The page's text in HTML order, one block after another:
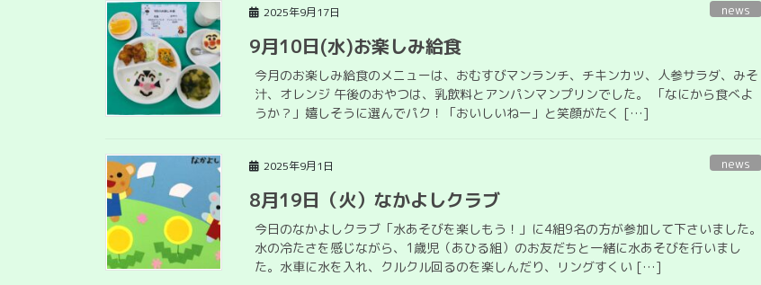
2025年9月17日 news
9月10日(水)お楽しみ給食
今月のお楽しみ給食のメニューは、おむすびマンランチ、チキンカツ、人参サラダ、みそ
汁、オレンジ 午後のおやつは、乳飲料とアンパンマンプリンでした。 「なにから食べよ
うか？」嬉しそうに選んでパク！「おいしいねー」と笑顔がたく […]
2025年9月1日 news
8月19日（火）なかよしクラブ
今日のなかよしクラブ「水あそびを楽しもう！」に4組9名の方が参加して下さいました。
水の冷たさを感じながら、1歳児（あひる組）のお友だちと一緒に水あそびを行いまし
た。水車に水を入れ、クルクル回るのを楽しんだり、リングすくい […]